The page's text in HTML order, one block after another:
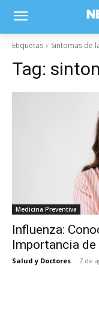
Etiquetas Sintomas de
Tag:
Medicina Preventiva
Influenza:
Importancia
Salud y Doctores - 7 de